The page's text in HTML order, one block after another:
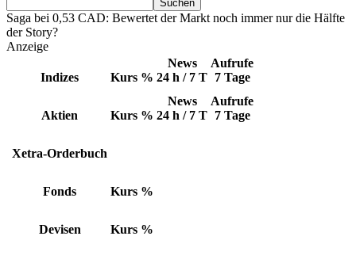
Saga bei 0,53 CAD: Bewertet der Markt noch immer nur die Hälfte
der Story?
Anzeige
Indizes Kurs %
News
24 h / 7 T
Aufrufe
7 Tage
Aktien Kurs %
News
24 h / 7 T
Aufrufe
7 Tage
Xetra-Orderbuch
Fonds Kurs %
Devisen Kurs %